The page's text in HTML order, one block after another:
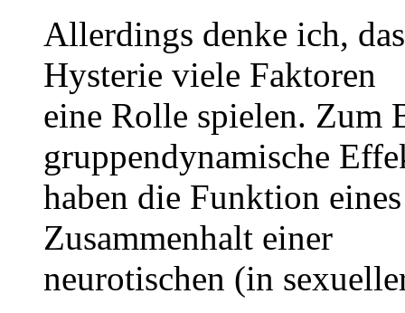
Allerdings denke ich,
Hysterie viele Faktoren
eine Rolle spielen. Zum
gruppendynamische
haben die Funktion
Zusammenhalt einer
neurotischen (in